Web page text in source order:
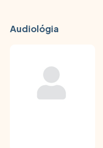
Audiológia